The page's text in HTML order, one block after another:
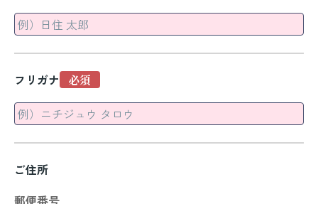
フリガナ
ご住所
郵便番号